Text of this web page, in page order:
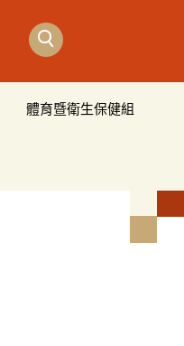
體育暨衛生保健組